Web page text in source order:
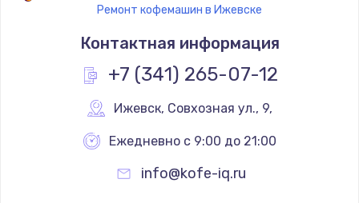
Ремонт кофемашин в Ижевске
Контактная информация
+7 (341) 265-07-12
Ижевск, Совхозная ул., 9,
Ежедневно с 9:00 до 21:00
info@kofe-iq.ru